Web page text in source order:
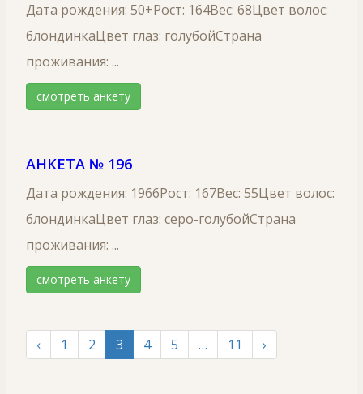
Дата рождения: 50+Рост: 164Вес: 68Цвет волос:
блондинкаЦвет глаз: голубойСтрана
проживания: ...
смотреть анкету
АНКЕТА № 196
Дата рождения: 1966Рост: 167Вес: 55Цвет волос:
блондинкаЦвет глаз: серо-голубойСтрана
проживания: ...
смотреть анкету
‹ 1 2 3 4 5 … 11 ›